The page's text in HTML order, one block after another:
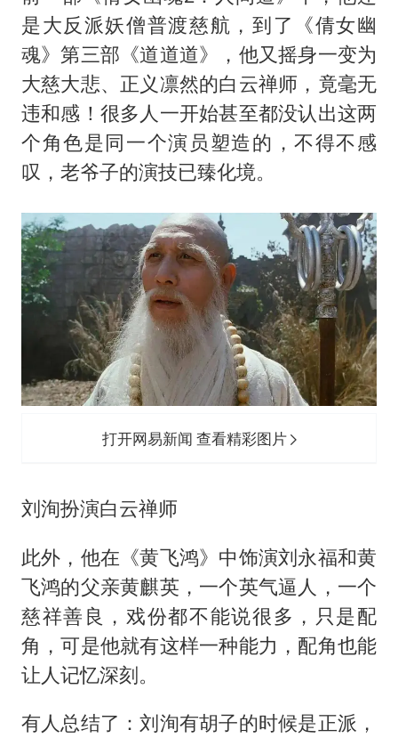
是大反派妖僧普渡慈航，到了《倩女幽
魂》第三部《道道道》，他又摇身一变为
大慈大悲、正义凛然的白云禅师，竟毫无
违和感！很多人一开始甚至都没认出这两
个角色是同一个演员塑造的，不得不感
叹，老爷子的演技已臻化境。
打开网易新闻 查看精彩图片
刘洵扮演白云禅师
此外，他在《黄飞鸿》中饰演刘永福和黄
飞鸿的父亲黄麒英，一个英气逼人，一个
慈祥善良，戏份都不能说很多，只是配
角，可是他就有这样一种能力，配角也能
让人记忆深刻。
有人总结了：刘洵有胡子的时候是正派，